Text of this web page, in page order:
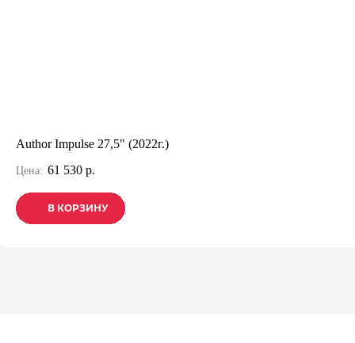
Author Impulse 27,5" (2022г.)
Цена: 61 530 р.
В КОРЗИНУ
В КОРЗИНУ
В КОРЗИНУ